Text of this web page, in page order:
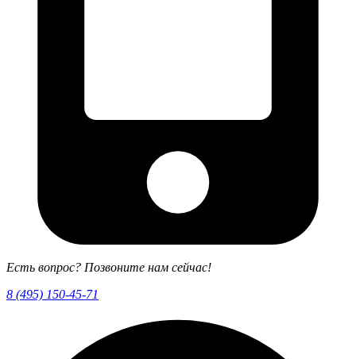
Есть вопрос? Позвоните нам сейчас!
8 (495) 150-45-71